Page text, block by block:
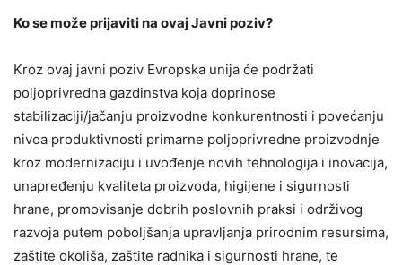
Ko se može prijaviti na ovaj Javni poziv?
Kroz ovaj javni poziv Evropska unija će podržati
poljoprivredna gazdinstva koja doprinose
stabilizaciji/jačanju proizvodne konkurentnosti i povećanju
nivoa produktivnosti primarne poljoprivredne proizvodnje
kroz modernizaciju i uvođenje novih tehnologija i inovacija,
unapređenju kvaliteta proizvoda, higijene i sigurnosti
hrane, promovisanje dobrih poslovnih praksi i održivog
razvoja putem poboljšanja upravljanja prirodnim resursima,
zaštite okoliša, zaštite radnika i sigurnosti hrane, te